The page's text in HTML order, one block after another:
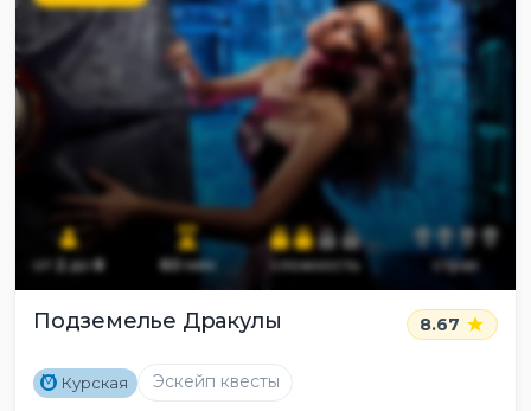
от 2до8 60мин сложность страх
Подземелье Дракулы 8.67
M Курская Эскейп квесты